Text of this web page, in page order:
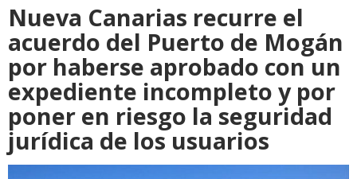
Nueva Canarias recurre el
acuerdo del Puerto de Mogán
por haberse aprobado con un
expediente incompleto y por
poner en riesgo la seguridad
jurídica de los usuarios